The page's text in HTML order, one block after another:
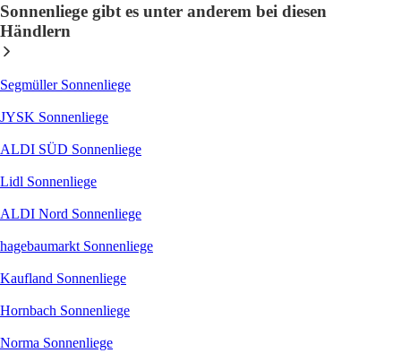
Sonnenliege gibt es unter anderem bei diesen
Händlern
Segmüller Sonnenliege
JYSK Sonnenliege
ALDI SÜD Sonnenliege
Lidl Sonnenliege
ALDI Nord Sonnenliege
hagebaumarkt Sonnenliege
Kaufland Sonnenliege
Hornbach Sonnenliege
Norma Sonnenliege